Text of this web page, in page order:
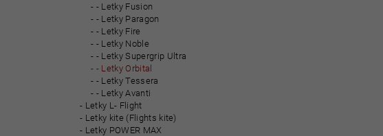
- Letky Fusion
- Letky Paragon
- Letky Fire
- Letky Noble
- Letky Supergrip Ultra
- Letky Orbital
- Letky Tessera
- Letky Avanti
Letky L- Flight
Letky kite (Flights kite)
Letky POWER MAX